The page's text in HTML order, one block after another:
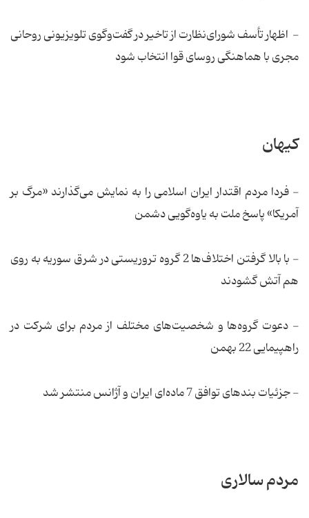
- اظهار تأسف شورای‌نظارت از تاخیر در گفت‌وگوی تلویزیونی روحانی
مجری با هماهنگی روسای قوا انتخاب شود
کیهان
- فردا مردم اقتدار ایران اسلامی را به نمایش می‌گذارند «مرگ بر
آمریکا» پاسخ ملت به یاوه‌گویی دشمن
- با بالا گرفتن اختلاف‌ها 2 گروه تروریستی در شرق سوریه به روی
هم آتش گشودند
- دعوت گروه‌ها و شخصیت‌های مختلف از مردم برای شرکت در
راهپیمایی 22 بهمن
- جزئیات بندهای توافق 7 ماده‌ای ایران و آژانس منتشر شد
مردم سالاری